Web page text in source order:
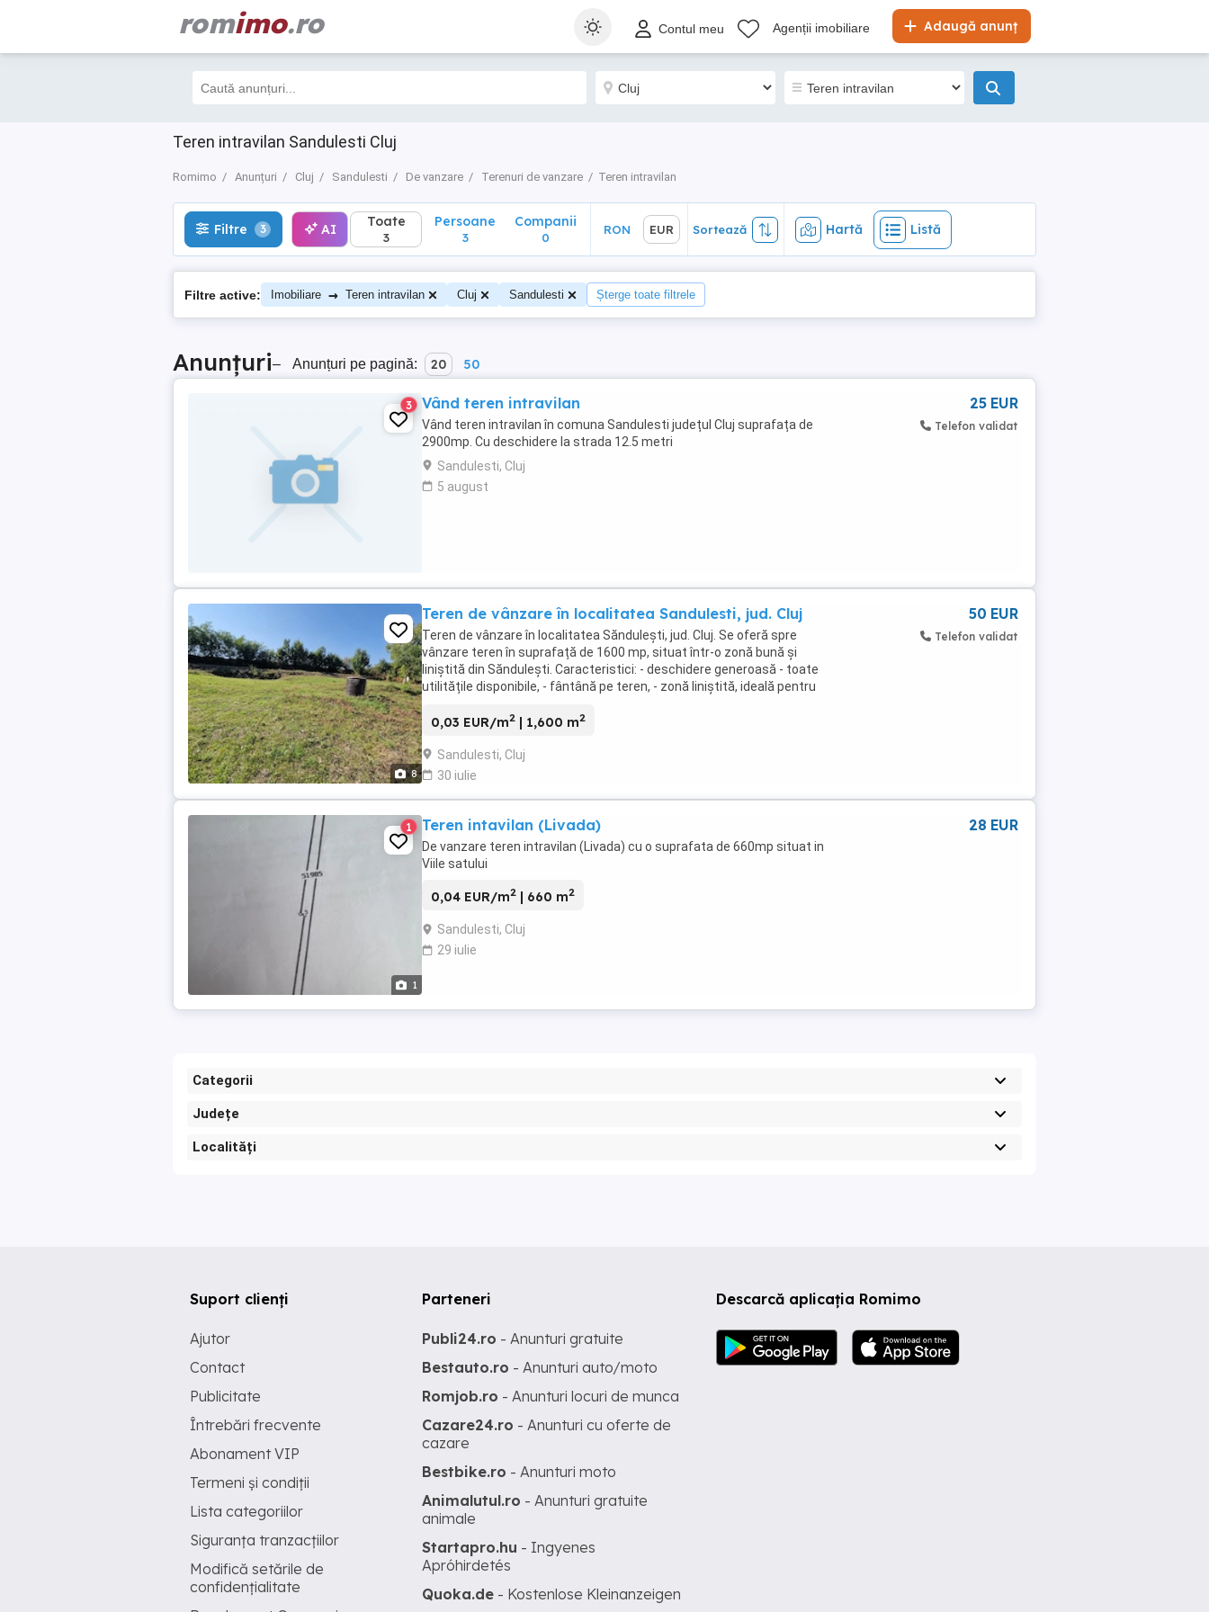
romimo.ro Adaugă anunț
Contul meu Agenții imobiliare
Teren intravilan Sandulesti Cluj
Romimo Anunțuri Cluj Sandulesti De vanzare Terenuri de vanzare Teren intravilan
Filtre 3 AI RON EUR Sortează Hartă Listă
Filtre 3 AI Toate
3
Persoane
3
Companii
0
RON EUR Sortează Hartă Listă
Filtre active: Imobiliare → Teren intravilan Cluj Sandulesti Șterge toate filtrele
Anunțuri– Anunțuri pe pagină: 20 50
3 Vând teren intravilan
Vând teren intravilan în comuna Sandulesti județul Cluj suprafața de
2900mp. Cu deschidere la strada 12.5 metri
Sandulesti, Cluj
5 august
25 EUR
Telefon validat
8
Teren de vânzare în localitatea Sandulesti, jud. Cluj
Teren de vânzare în localitatea Săndulești, jud. Cluj. Se oferă spre
vânzare teren în suprafață de 1600 mp, situat într-o zonă bună și
liniștită din Săndulești. Caracteristici: - deschidere generoasă - toate
utilitățile disponibile, - fântână pe teren, - zonă liniștită, ideală pentru
0,03 EUR/m2 | 1,600 m2
Sandulesti, Cluj
30 iulie
50 EUR
Telefon validat
1
1 Teren intavilan (Livada)
De vanzare teren intravilan (Livada) cu o suprafata de 660mp situat in
Viile satului
0,04 EUR/m2 | 660 m2
Sandulesti, Cluj
29 iulie
28 EUR
Categorii
Județe
Localități
Descarcă aplicația Romimo
Suport clienți
Ajutor
Contact
Publicitate
Întrebări frecvente
Abonament VIP
Termeni și condiții
Lista categoriilor
Siguranța tranzacțiilor
Modifică setările de
confidențialitate
Parteneri
Publi24.ro - Anunturi gratuite
Bestauto.ro - Anunturi auto/moto
Romjob.ro - Anunturi locuri de munca
Cazare24.ro - Anunturi cu oferte de
cazare
Bestbike.ro - Anunturi moto
Animalutul.ro - Anunturi gratuite
animale
Startapro.hu - Ingyenes
Apróhirdetés
Quoka.de - Kostenlose Kleinanzeigen